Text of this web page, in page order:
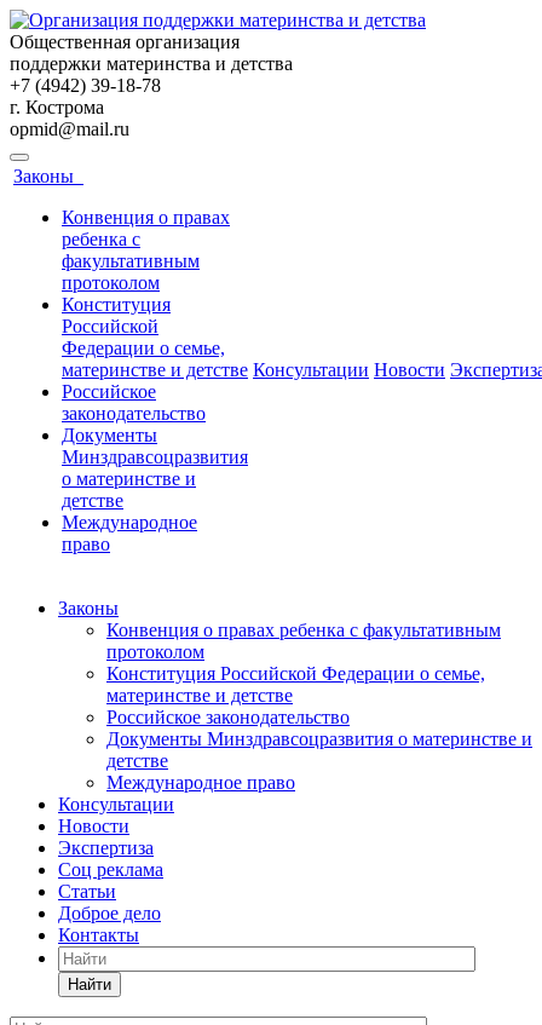
Общественная организация
поддержки материнства и детства
+7 (4942) 39-18-78
г. Кострома
opmid@mail.ru
Законы
Конвенция о правах
ребенка с
факультативным
протоколом
Конституция
Российской
Федерации о семье,
материнстве и детстве
Российское
законодательство
Документы
Минздравсоцразвития
о материнстве и
детстве
Международное
право
Консультации Новости
Законы
Конвенция о правах ребенка с факультативным
протоколом
Конституция Российской Федерации о семье,
материнстве и детстве
Российское законодательство
Документы Минздравсоцразвития о материнстве и
детстве
Международное право
Консультации
Новости
Экспертиза
Соц реклама
Статьи
Доброе дело
Контакты
Найти